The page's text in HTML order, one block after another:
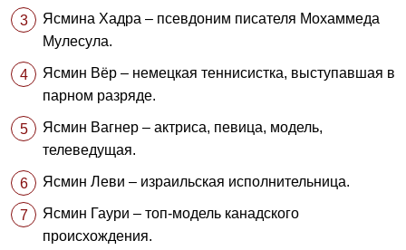
Ясмина Хадра – псевдоним писателя Мохаммеда
Мулесула.
Ясмин Вёр – немецкая теннисистка, выступавшая в
парном разряде.
Ясмин Вагнер – актриса, певица, модель,
телеведущая.
Ясмин Леви – израильская исполнительница.
Ясмин Гаури – топ-модель канадского
происхождения.